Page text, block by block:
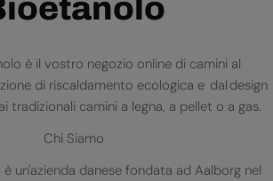
è il vostro negozio online di camini al
di riscaldamento ecologica e dal design
tradizionali camini a legna, a pellet o a gas.
Chi Siamo
un'azienda danese fondata ad Aalborg nel